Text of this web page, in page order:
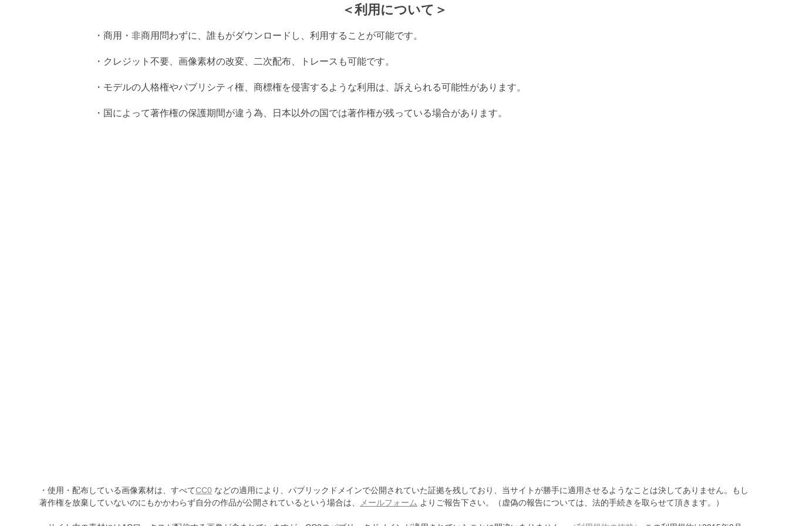
＜利用について＞
・商用・非商用問わずに、誰もがダウンロードし、利用することが可能です。
・クレジット不要、画像素材の改変、二次配布、トレースも可能です。
・モデルの人格権やパブリシティ権、商標権を侵害するような利用は、訴えられる可能性があります。
・国によって著作権の保護期間が違う為、日本以外の国では著作権が残っている場合があります。
・使用・配布している画像素材は、すべてCC0 などの適用により、パブリックドメインで公開されていた証拠を残しており、当サイトが勝手に適用させるようなことは決してありません。もし
著作権を放棄していないのにもかかわらず自分の作品が公開されているという場合は、
メールフォーム よりご報告下さい。（虚偽の報告については、法的手続きを取らせて頂きます。）